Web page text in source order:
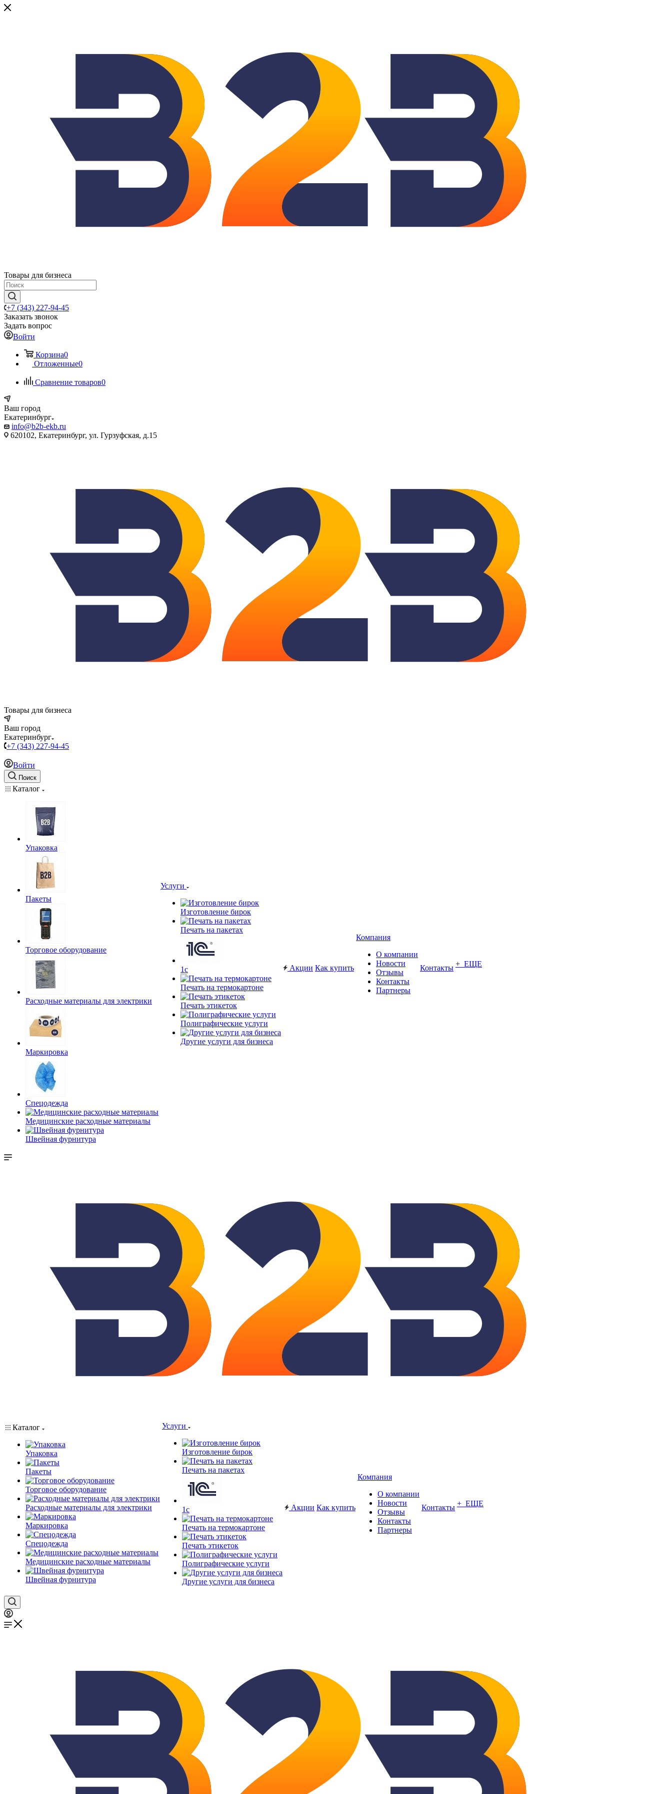
Товары для бизнеса
+7 (343) 227-94-45
Заказать звонок
Задать вопрос
Войти
Корзина0
Отложенные0
Сравнение товаров0
Ваш город
Екатеринбург
info@b2b-ekb.ru
620102, Екатеринбург, ул. Гурзуфская, д.15
Товары для бизнеса
Ваш город
Екатеринбург
+7 (343) 227-94-45
Войти
Поиск
Каталог
Упаковка
Пакеты
Торговое оборудование
Расходные материалы для электрики
Маркировка
Спецодежда
Медицинские расходные материалы
Швейная фурнитура
Услуги
Изготовление бирок
Печать на пакетах
1c
Печать на термокартоне
Печать этикеток
Полиграфические услуги
Другие услуги для бизнеса
Акции Как купить
Компания
О компании
Новости
Отзывы
Контакты
Партнеры
Контакты + ЕЩЕ
Каталог
Упаковка
Пакеты
Торговое оборудование
Расходные материалы для электрики
Маркировка
Спецодежда
Медицинские расходные материалы
Швейная фурнитура
Услуги
Изготовление бирок
Печать на пакетах
1c
Печать на термокартоне
Печать этикеток
Полиграфические услуги
Другие услуги для бизнеса
Акции Как купить
Компания
О компании
Новости
Отзывы
Контакты
Партнеры
Контакты + ЕЩЕ